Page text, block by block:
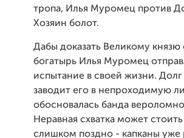
тропа, Илья Муромец против
Хозяин болот.
Дабы доказать Великому
богатырь Илья Муромец
испытание в своей жизни.
заводит его в непроходимую
обосновалась банда
Неравная схватка может
слишком поздно - капканы уже